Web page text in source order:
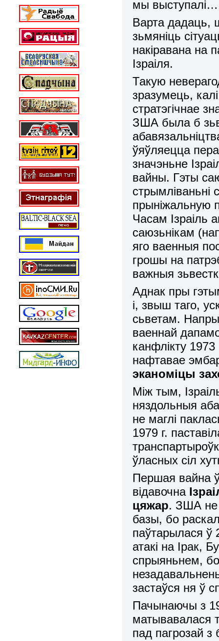
мы выступалі…
Варта дадаць,
зьмяніць
накіравана на
Ізраіля.
Такую
зразумець,
стратэгічнае
ЗША была б
ўяўляецца
значэньне
вайны. Гэты
стрымліваньні
прыніжальную
Часам Ізраіль
саюзьнікам
яго ваенныя
грошы на
важныя
Аднак пры
і, звыш таго,
сьветам.
ваеннай
канфлікту
нафтавае
эканоміцы
Між тым,
няздольныя
не маглі
1979 г.
ўласных сіл
Першая вайна
відавочна
цяжар. ЗША не
базы, бо
паўтарылася ў
атакі на Ірак,
спрыяньнем,
застаўся ня ў
Пачынаючы з
матывавалася
пад пагрозай з